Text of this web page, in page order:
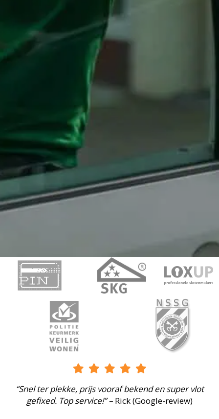
“Snel ter plekke, prijs vooraf bekend en super vlot
gefixed. Top service!” – Rick (Google-review)